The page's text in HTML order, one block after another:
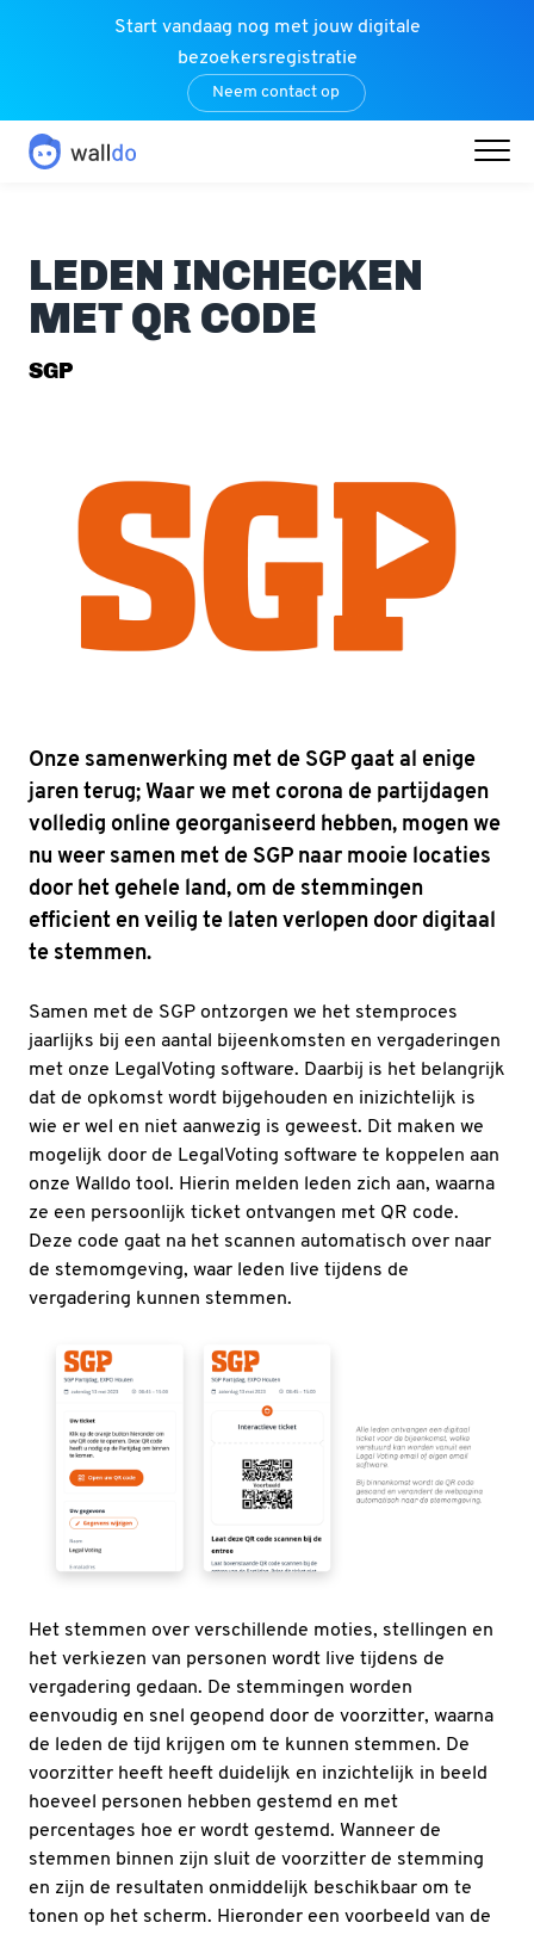
Start vandaag nog met jouw digitale
bezoekersregistratie
Neem contact op
LEDEN INCHECKEN
MET QR CODE
SGP
Onze samenwerking met de SGP gaat al enige
jaren terug; Waar we met corona de partijdagen
volledig online georganiseerd hebben, mogen we
nu weer samen met de SGP naar mooie locaties
door het gehele land, om de stemmingen
efficient en veilig te laten verlopen door digitaal
te stemmen.
Samen met de SGP ontzorgen we het stemproces
jaarlijks bij een aantal bijeenkomsten en vergaderingen
met onze LegalVoting software. Daarbij is het belangrijk
dat de opkomst wordt bijgehouden en inizichtelijk is
wie er wel en niet aanwezig is geweest. Dit maken we
mogelijk door de LegalVoting software te koppelen aan
onze Walldo tool. Hierin melden leden zich aan, waarna
ze een persoonlijk ticket ontvangen met QR code.
Deze code gaat na het scannen automatisch over naar
de stemomgeving, waar leden live tijdens de
vergadering kunnen stemmen.
Het stemmen over verschillende moties, stellingen en
het verkiezen van personen wordt live tijdens de
vergadering gedaan. De stemmingen worden
eenvoudig en snel geopend door de voorzitter, waarna
de leden de tijd krijgen om te kunnen stemmen. De
voorzitter heeft heeft duidelijk en inzichtelijk in beeld
hoeveel personen hebben gestemd en met
percentages hoe er wordt gestemd. Wanneer de
stemmen binnen zijn sluit de voorzitter de stemming
en zijn de resultaten onmiddelijk beschikbaar om te
tonen op het scherm. Hieronder een voorbeeld van de